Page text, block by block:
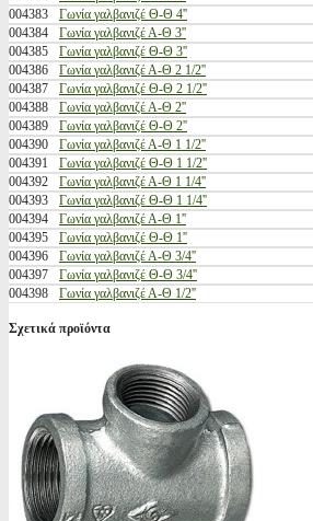
004383
Γωνία γαλβανιζέ Θ-Θ 4''
004384
Γωνία γαλβανιζέ Α-Θ 3''
004385
Γωνία γαλβανιζέ Θ-Θ 3''
004386
Γωνία γαλβανιζέ Α-Θ 2 1/2''
004387
Γωνία γαλβανιζέ Θ-Θ 2 1/2''
004388
Γωνία γαλβανιζέ Α-Θ 2''
004389
Γωνία γαλβανιζέ Θ-Θ 2''
004390
Γωνία γαλβανιζέ Α-Θ 1 1/2''
004391
Γωνία γαλβανιζέ Θ-Θ 1 1/2''
004392
Γωνία γαλβανιζέ Α-Θ 1 1/4''
004393
Γωνία γαλβανιζέ Θ-Θ 1 1/4''
004394
Γωνία γαλβανιζέ Α-Θ 1''
004395
Γωνία γαλβανιζέ Θ-Θ 1''
004396
Γωνία γαλβανιζέ Α-Θ 3/4''
004397
Γωνία γαλβανιζέ Θ-Θ 3/4''
004398
Γωνία γαλβανιζέ Α-Θ 1/2''
Σχετικά προϊόντα